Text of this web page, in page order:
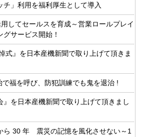
チ」利用を福利厚生として導入
してセールスを育成～営業ロールプレイ
サービス開始！
式』を日本産機新聞で取り上げて頂きま
福を呼び、防犯訓練でも鬼を退治 !
』を日本産機新聞で取り上げて頂きまし
ら 30 年 震災の記憶を風化させない～1